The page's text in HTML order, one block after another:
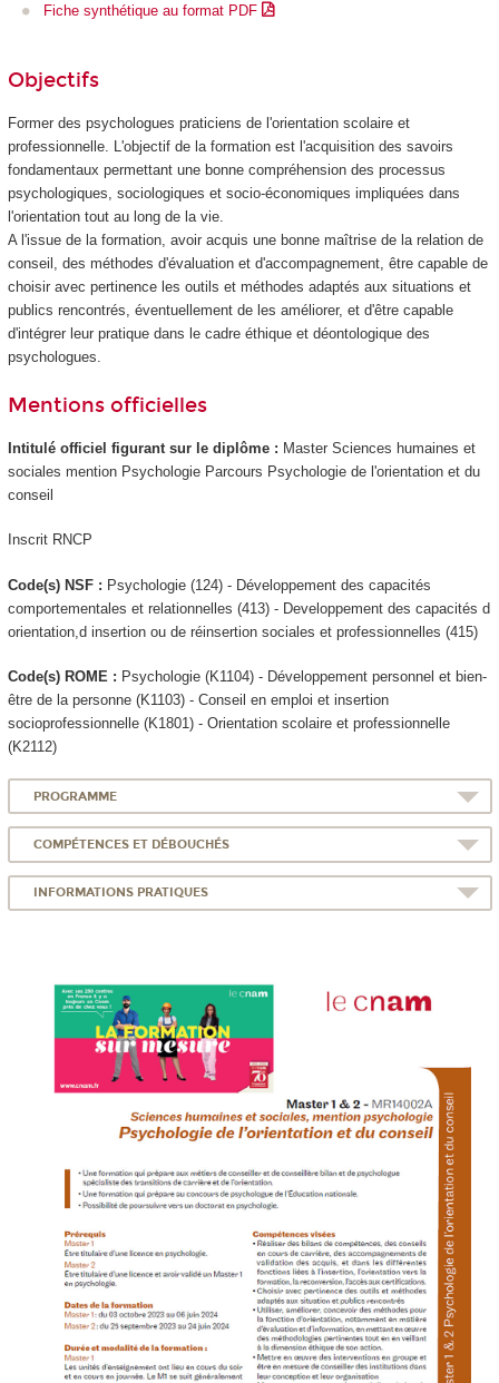
Fiche synthétique au format PDF
Objectifs
Former des psychologues praticiens de l'orientation scolaire et
professionnelle. L'objectif de la formation est l'acquisition des savoirs
fondamentaux permettant une bonne compréhension des processus
psychologiques, sociologiques et socio-économiques impliquées dans
l'orientation tout au long de la vie.
A l'issue de la formation, avoir acquis une bonne maîtrise de la relation de
conseil, des méthodes d'évaluation et d'accompagnement, être capable de
choisir avec pertinence les outils et méthodes adaptés aux situations et
publics rencontrés, éventuellement de les améliorer, et d'être capable
d'intégrer leur pratique dans le cadre éthique et déontologique des
psychologues.
Mentions officielles
Intitulé officiel figurant sur le diplôme : Master Sciences humaines et
sociales mention Psychologie Parcours Psychologie de l'orientation et du
conseil
Inscrit RNCP
Code(s) NSF : Psychologie (124) - Développement des capacités
comportementales et relationnelles (413) - Developpement des capacités d
orientation,d insertion ou de réinsertion sociales et professionnelles (415)
Code(s) ROME : Psychologie (K1104) - Développement personnel et bien-
être de la personne (K1103) - Conseil en emploi et insertion
socioprofessionnelle (K1801) - Orientation scolaire et professionnelle
(K2112)
PROGRAMME
COMPÉTENCES ET DÉBOUCHÉS
INFORMATIONS PRATIQUES